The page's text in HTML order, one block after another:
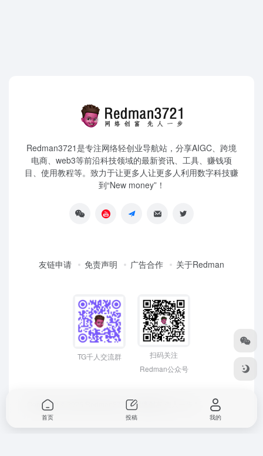
Redman3721是专注网络轻创业导航站，分享AIGC、跨境
电商、web3等前沿科技领域的最新资讯、工具、赚钱项
目、使用教程等。致力于让更多人让更多人利用数字科技赚
到“New money”！
友链申请 免责声明 广告合作 关于Redman
TG千人交流群
扫码关注
Redman公众号
Copyright © 2026 Redman3721 | 网络创富 先人一步！
首页 投稿 我的